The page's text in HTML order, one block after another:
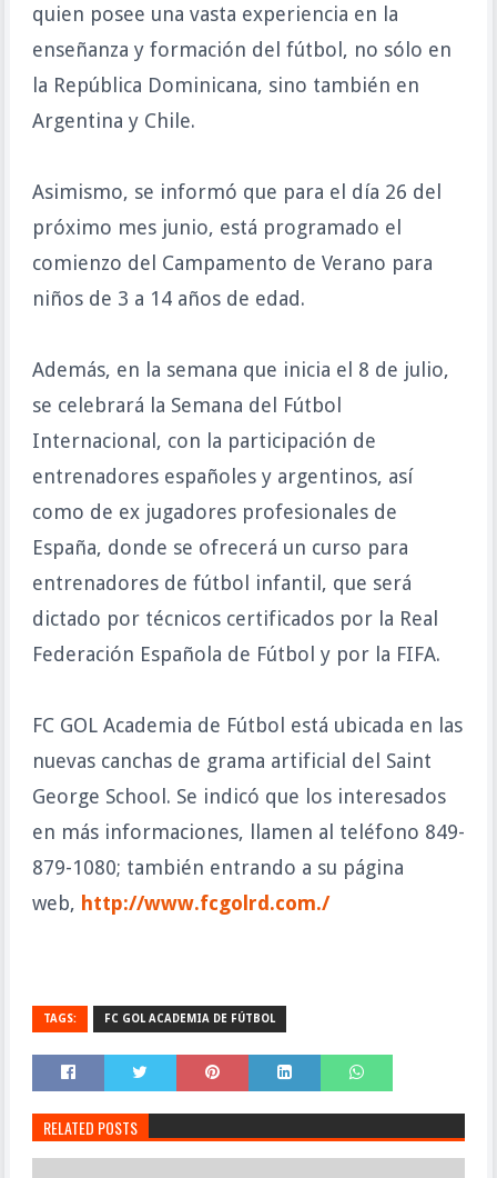
quien posee una vasta experiencia en la
enseñanza y formación del fútbol, no sólo en
la República Dominicana, sino también en
Argentina y Chile.
Asimismo, se informó que para el día 26 del
próximo mes junio, está programado el
comienzo del Campamento de Verano para
niños de 3 a 14 años de edad.
Además, en la semana que inicia el 8 de julio,
se celebrará la Semana del Fútbol
Internacional, con la participación de
entrenadores españoles y argentinos, así
como de ex jugadores profesionales de
España, donde se ofrecerá un curso para
entrenadores de fútbol infantil, que será
dictado por técnicos certificados por la Real
Federación Española de Fútbol y por la FIFA.
FC GOL Academia de Fútbol está ubicada en las
nuevas canchas de grama artificial del Saint
George School. Se indicó que los interesados
en más informaciones, llamen al teléfono 849-
879-1080; también entrando a su página
web, http://www.fcgolrd.com./
TAGS: FC GOL ACADEMIA DE FÚTBOL
RELATED POSTS